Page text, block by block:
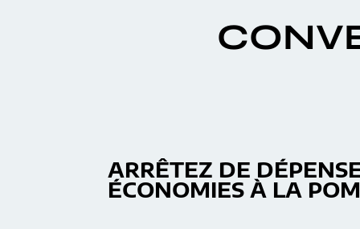
ARRÊTEZ DE
ÉCONOMIES À LA